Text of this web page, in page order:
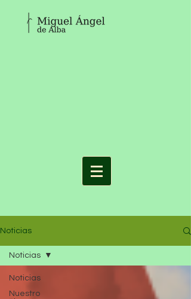
Noticias
Noticias
Nuestro
Noticias